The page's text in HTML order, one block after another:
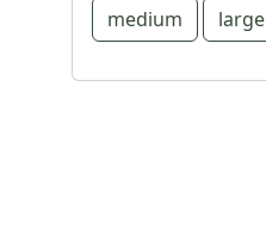
medium large